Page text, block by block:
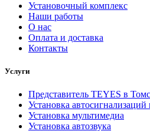
Установочный комплекс
Наши работы
О нас
Оплата и доставка
Контакты
Услуги
Представитель TEYES в
Установка автосигнализаций
Установка мультимедиа
Установка автозвука